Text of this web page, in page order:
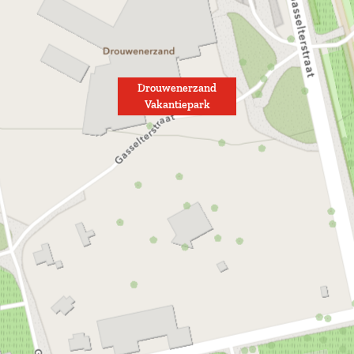
Drouwenerzand
Vakantiepark